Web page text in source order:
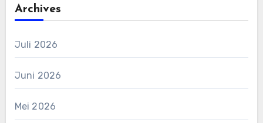
Archives
Juli 2026
Juni 2026
Mei 2026